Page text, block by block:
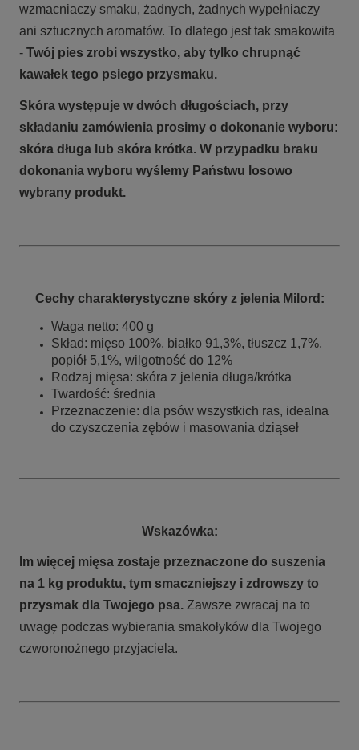
wzmacniaczy smaku, żadnych, żadnych wypełniaczy
ani sztucznych aromatów. To dlatego jest tak smakowita
- Twój pies zrobi wszystko, aby tylko chrupnąć
kawałek tego psiego przysmaku.
Skóra występuje w dwóch długościach, przy
składaniu zamówienia prosimy o dokonanie wyboru:
skóra długa lub skóra krótka. W przypadku braku
dokonania wyboru wyślemy Państwu losowo
wybrany produkt.
Cechy charakterystyczne skóry z jelenia Milord:
Waga netto: 400 g
Skład: mięso 100%, białko 91,3%, tłuszcz 1,7%,
popiół 5,1%, wilgotność do 12%
Rodzaj mięsa: skóra z jelenia długa/krótka
Twardość: średnia
Przeznaczenie: dla psów wszystkich ras, idealna
do czyszczenia zębów i masowania dziąseł
Wskazówka:
Im więcej mięsa zostaje przeznaczone do suszenia
na 1 kg produktu, tym smaczniejszy i zdrowszy to
przysmak dla Twojego psa. Zawsze zwracaj na to
uwagę podczas wybierania smakołyków dla Twojego
czworonożnego przyjaciela.